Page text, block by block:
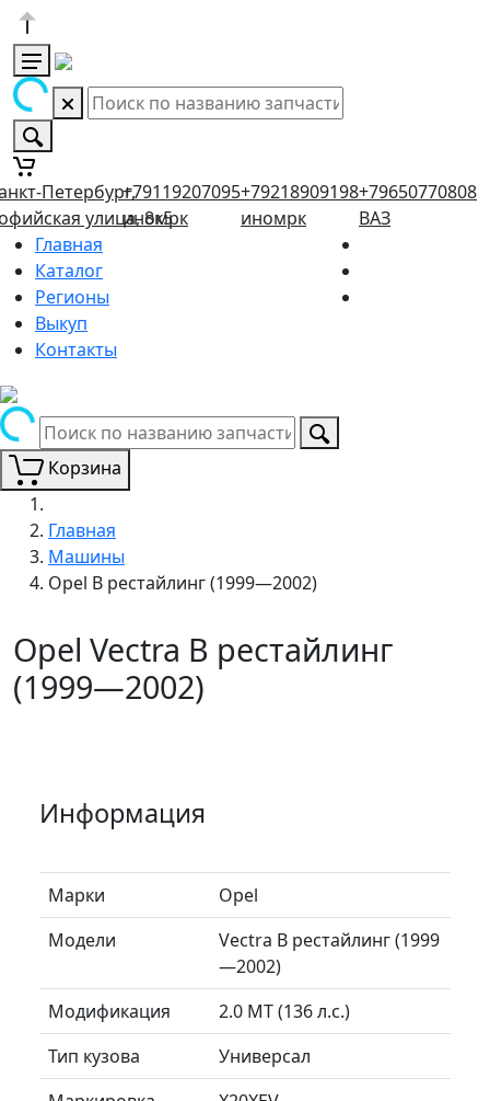
Петербург,
улица, 8к5
+79119207095
иномрк
+79218909198
иномрк
+79650770808
ВАЗ
Главная
Каталог
Регионы
Выкуп
Контакты
Корзина
Главная
Машины
Opel B рестайлинг (1999—2002)
Opel Vectra B рестайлинг
(1999—2002)
Информация
Марки
Opel
Модели
Vectra B рестайлинг (1999
—2002)
Модификация
2.0 MT (136 л.с.)
Тип кузова
Универсал